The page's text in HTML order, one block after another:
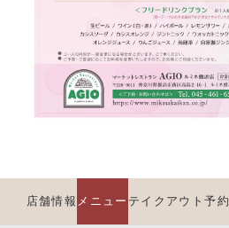
店舗情報 メニュー テイクアウト予約